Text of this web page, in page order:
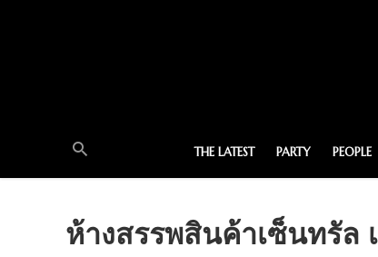
THE LATEST PARTY PEOPLE
ห้างสรรพสินค้าเซ็นทรัล